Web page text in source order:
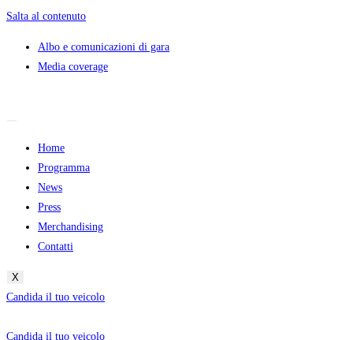
Salta al contenuto
Albo e comunicazioni di gara
Media coverage
Home
Programma
News
Press
Merchandising
Contatti
X
Candida il tuo veicolo
Candida il tuo veicolo